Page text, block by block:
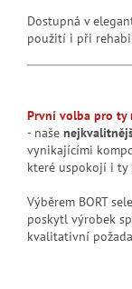
Dostupná v
použití i při
První volba pro ty
- naše
vynikajícími
které uspokojí i ty
Výběrem BORT
poskytl výrobek
kvalitativní